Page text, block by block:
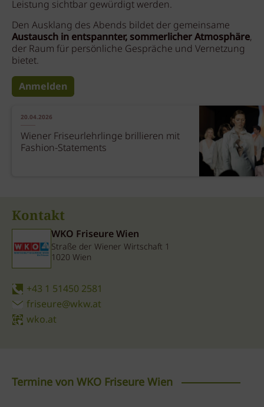
Leistung sichtbar gewürdigt werden.
Den Ausklang des Abends bildet der gemeinsame
Austausch in entspannter, sommerlicher Atmosphäre,
der Raum für persönliche Gespräche und Vernetzung
bietet.
Anmelden
20.04.2026
Wiener Friseurlehrlinge brillieren mit
Fashion-Statements
Kontakt
WKO Friseure Wien
Straße der Wiener Wirtschaft 1
1020 Wien
+43 1 51450 2581
friseure@wkw.at
wko.at
Termine von WKO Friseure Wien